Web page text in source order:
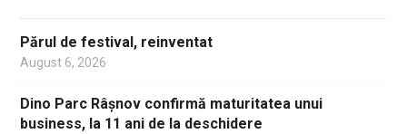
Părul de festival, reinventat
August 6, 2026
Dino Parc Râșnov confirmă maturitatea unui
business, la 11 ani de la deschidere